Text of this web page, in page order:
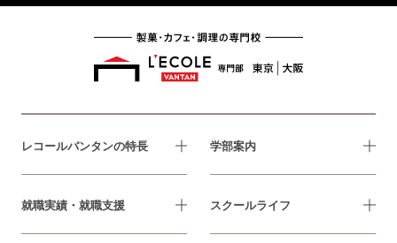
レコールバンタンの特長 学部案内
就職実績・就職支援 スクールライフ